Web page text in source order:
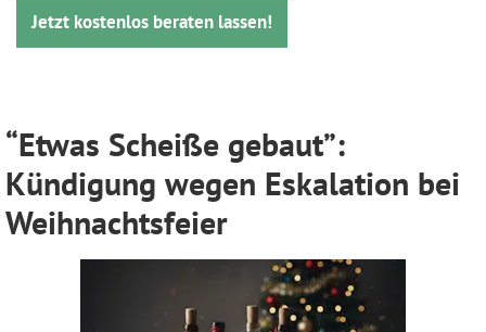
Jetzt kostenlos beraten lassen!
“Etwas Scheiße gebaut”:
Kündigung wegen Eskalation bei
Weihnachtsfeier